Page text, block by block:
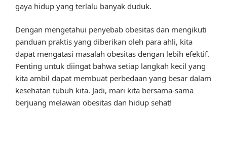
gaya hidup yang terlalu banyak duduk.
Dengan mengetahui penyebab obesitas dan mengikuti
panduan praktis yang diberikan oleh para ahli, kita
dapat mengatasi masalah obesitas dengan lebih efektif.
Penting untuk diingat bahwa setiap langkah kecil yang
kita ambil dapat membuat perbedaan yang besar dalam
kesehatan tubuh kita. Jadi, mari kita bersama-sama
berjuang melawan obesitas dan hidup sehat!